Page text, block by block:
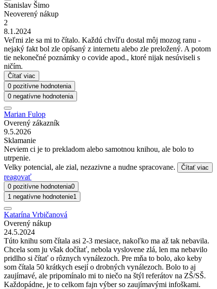
Stanislav Šimo
Neoverený nákup
2
8.1.2024
Veľmi zle sa mi to čítalo. Každú chvíľu dostal môj mozog ranu -
nejaký fakt bol zle opísaný z internetu alebo zle preložený. A potom
tie nekonečné poznámky o covide apod., ktoré nijak nesúviseli s
ničím.
Čítať viac
0 pozitívne hodnotenia
0 negatívne hodnotenia
Marian Fulop
Overený zákazník
9.5.2026
Sklamanie
Neviem ci je to prekladom alebo samotnou knihou, ale bolo to
utrpenie.
Velky potencial, ale zial, nezazivne a nudne spracovane.
Čítať viac
reagovať
0 pozitívne hodnotenia0
1 negatívne hodnotenie1
Katarína Vrbičanová
Overený nákup
24.5.2024
Túto knihu som čítala asi 2-3 mesiace, nakoľko ma až tak nebavila.
Chcela som ju však dočítať, nebola vyslovene zlá, len ma nebavilo
pridlho si čítať o rôznych vynálezoch. Pre mňa to bolo, ako keby
som čítala 50 krátkych esejí o drobných vynálezoch. Bolo to aj
zaujímavé, ale pripomínalo mi to niečo na štýl referátov na ZŠ/SŠ.
Každopádne, je to celkom fajn výber so zaujímavými infoškami.